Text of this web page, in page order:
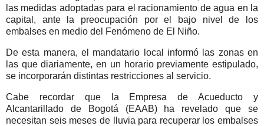
las medidas adoptadas para el racionamiento de agua en la
capital, ante la preocupación por el bajo nivel de los
embalses en medio del Fenómeno de El Niño.
De esta manera, el mandatario local informó las zonas en
las que diariamente, en un horario previamente estipulado,
se incorporarán distintas restricciones al servicio.
Cabe recordar que la Empresa de Acueducto y
Alcantarillado de Bogotá (EAAB) ha revelado que se
necesitan seis meses de lluvia para recuperar los embalses